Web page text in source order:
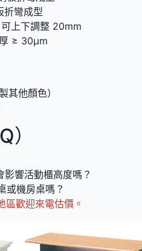
彎成型
上下調整 20mm
≥ 30μm
其他顏色）
）
響活動櫃高度嗎？
或機房桌嗎？
區歡迎來電估價。